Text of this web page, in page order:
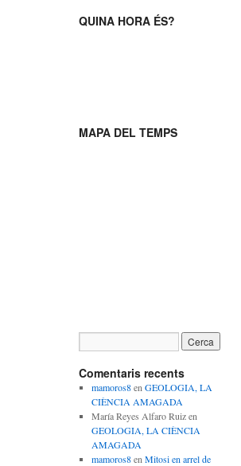
QUINA HORA ÉS?
MAPA DEL TEMPS
Comentaris recents
mamoros8en GEOLOGIA, LA
CIÈNCIA AMAGADA
María Reyes Alfaro Ruizen
GEOLOGIA, LA CIÈNCIA
AMAGADA
mamoros8en Mitosi en arrel de